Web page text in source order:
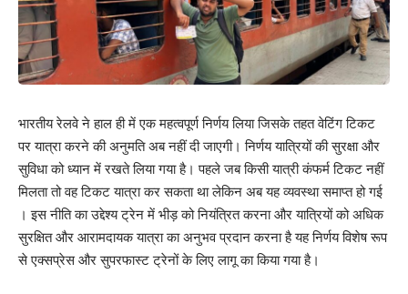
भारतीय रेलवे ने हाल ही में एक महत्वपूर्ण निर्णय लिया जिसके तहत वेटिंग टिकट
पर यात्रा करने की अनुमति अब नहीं दी जाएगी। निर्णय यात्रियों की सुरक्षा और
सुविधा को ध्यान में रखते लिया गया है। पहले जब किसी यात्री कंफर्म टिकट नहीं
मिलता तो वह टिकट यात्रा कर सकता था लेकिन अब यह व्यवस्था समाप्त हो गई
। इस नीति का उद्देश्य ट्रेन में भीड़ को नियंत्रित करना और यात्रियों को अधिक
सुरक्षित और आरामदायक यात्रा का अनुभव प्रदान करना है यह निर्णय विशेष रूप
से एक्सप्रेस और सुपरफास्ट ट्रेनों के लिए लागू का किया गया है।